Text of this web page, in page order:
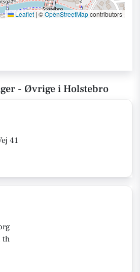
Leaflet |©OpenStreetMapcontributors
- Øvrige i Holstebro
41
th